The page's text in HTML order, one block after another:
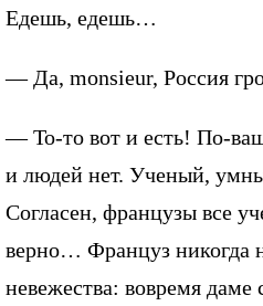
Едешь, едешь…
— Да, monsieur, Россия
— То-то вот и есть! По-
и людей нет. Ученый,
Согласен, французы все
верно… Француз никогда
невежества: вовремя даме